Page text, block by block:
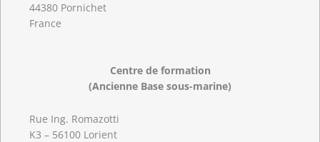
44380 Pornichet
France
Centre de formation
(Ancienne Base sous-marine)
Rue Ing. Romazotti
K3 – 56100 Lorient